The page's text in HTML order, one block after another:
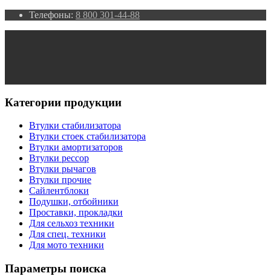
Телефоны: 8 800 301-44-88
Категории продукции
Втулки стабилизатора
Втулки стоек стабилизатора
Втулки амортизаторов
Втулки рессор
Втулки рычагов
Втулки прочие
Сайлентблоки
Подушки, отбойники
Проставки, прокладки
Для сельхоз техники
Для спец. техники
Для мото техники
Параметры поиска